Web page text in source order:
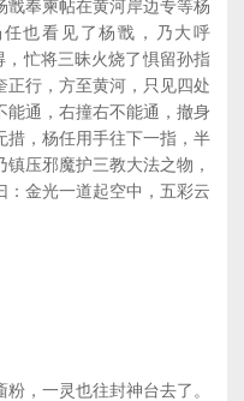
戬奉柬帖在黄河岸边专等杨
也看见了杨戬，乃大呼
，忙将三昧火烧了惧留孙指
正行，方至黄河，只见四处
能通，右撞右不能通，撤身
措，杨任用手往下一指，半
压邪魔护三教大法之物，
：金光一道起空中，五彩云
，一灵也往封神台去了。